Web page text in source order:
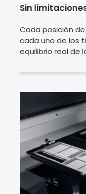
Sin
Cada posición
cada uno de los
equilibrio real de